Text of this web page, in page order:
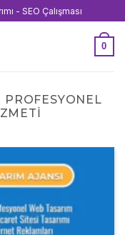
- SEO Çalışması
0
PROFESYONEL